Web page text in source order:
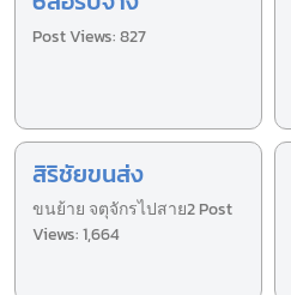
Post Views: 827
สิริชัยขนส่ง
ขนย้าย จตุจักรไปสาย2 Post
Views: 1,664